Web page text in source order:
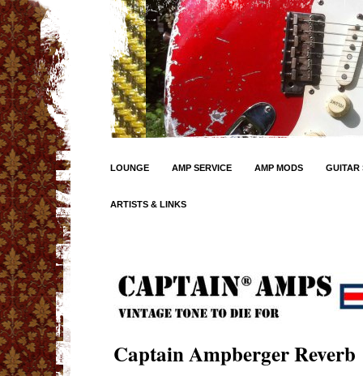
LOUNGE AMP SERVICE AMP MODS GUITAR
ARTISTS & LINKS
Captain Ampberger Reverb